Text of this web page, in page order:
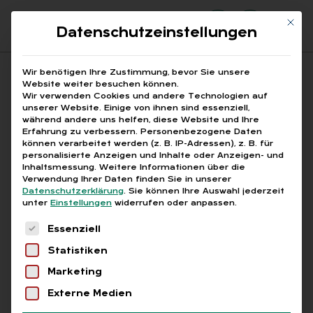
Suchfeld
Suchen
Breadcrumb-Navigation
STARTSEITE AUTOMATISIERTE ABSAGEN
Alle Bei­trä­ge mit dem
Schlag­wort „au­to­ma­ti­
sier­te Ab­sa­gen“
Mit
Datenschutzeinstellungen
Wir benötigen Ihre Zustimmung, bevor Sie unsere
Website weiter besuchen können.
Wir verwenden Cookies und andere Technologien auf
unserer Website. Einige von ihnen sind essenziell,
während andere uns helfen, diese Website und Ihre
Erfahrung zu verbessern. Personenbezogene Daten
können verarbeitet werden (z. B. IP-Adressen), z. B. für
personalisierte Anzeigen und Inhalte oder Anzeigen- und
Inhaltsmessung. Weitere Informationen über die
Verwendung Ihrer Daten finden Sie in unserer
Datenschutzerklärung. Sie können Ihre Auswahl jederzeit
unter Einstellungen widerrufen oder anpassen.
Es folgt eine Liste der Service-Gruppen, für
Essenziell
Statistiken
Marketing
Externe Medien